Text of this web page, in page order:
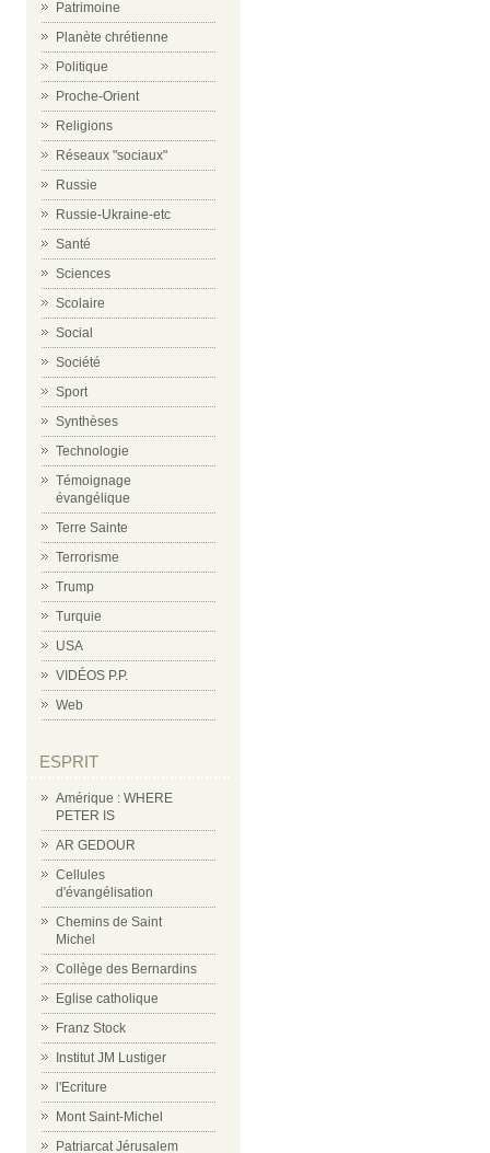
Patrimoine
Planète chrétienne
Politique
Proche-Orient
Religions
Réseaux "sociaux"
Russie
Russie-Ukraine-etc
Santé
Sciences
Scolaire
Social
Société
Sport
Synthèses
Technologie
Témoignage
évangélique
Terre Sainte
Terrorisme
Trump
Turquie
USA
VIDÉOS P.P.
Web
ESPRIT
Amérique : WHERE
PETER IS
AR GEDOUR
Cellules
d'évangélisation
Chemins de Saint
Michel
Collège des Bernardins
Eglise catholique
Franz Stock
Institut JM Lustiger
l'Ecriture
Mont Saint-Michel
Patriarcat Jérusalem